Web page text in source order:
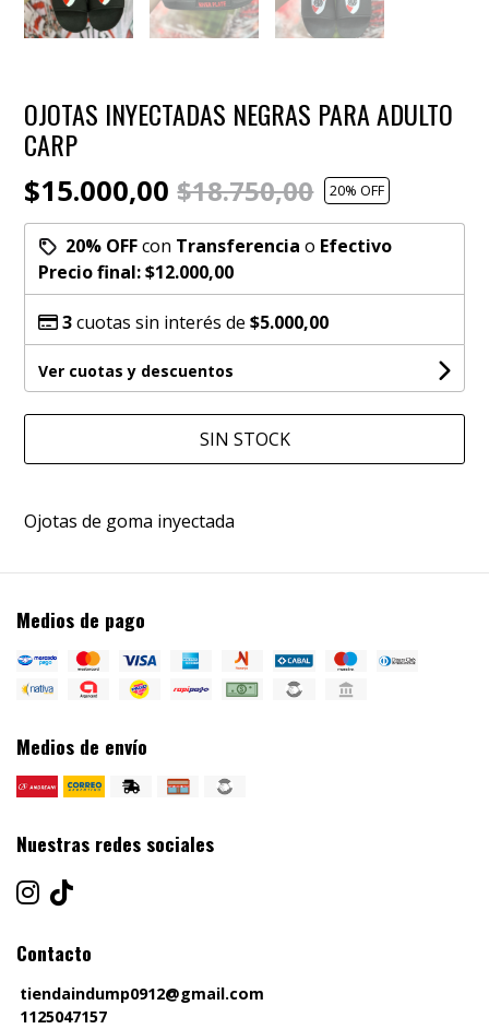
OJOTAS INYECTADAS NEGRAS PARA ADULTO
CARP
$15.000,00$18.750,00 20% OFF
20% OFFcon Transferencia o Efectivo
Precio final:$12.000,00
3cuotas sin interés de$5.000,00
Ver cuotas y descuentos
SIN STOCK
Ojotas de goma inyectada
Medios de pago
Medios de envío
Nuestras redes sociales
Contacto
tiendaindump0912@gmail.com
1125047157